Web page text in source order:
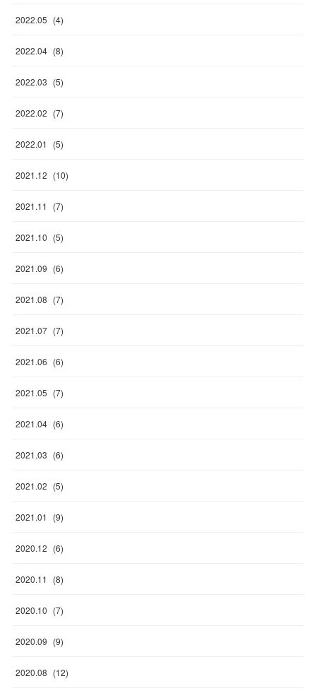
2022.05 (4)
2022.04 (8)
2022.03 (5)
2022.02 (7)
2022.01 (5)
2021.12 (10)
2021.11 (7)
2021.10 (5)
2021.09 (6)
2021.08 (7)
2021.07 (7)
2021.06 (6)
2021.05 (7)
2021.04 (6)
2021.03 (6)
2021.02 (5)
2021.01 (9)
2020.12 (6)
2020.11 (8)
2020.10 (7)
2020.09 (9)
2020.08 (12)